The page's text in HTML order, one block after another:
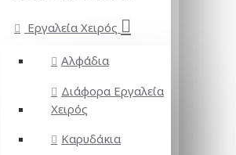
Εργαλεία Χειρός
Αλφάδια
Διάφορα Εργαλεία
Χειρός
Καρυδάκια